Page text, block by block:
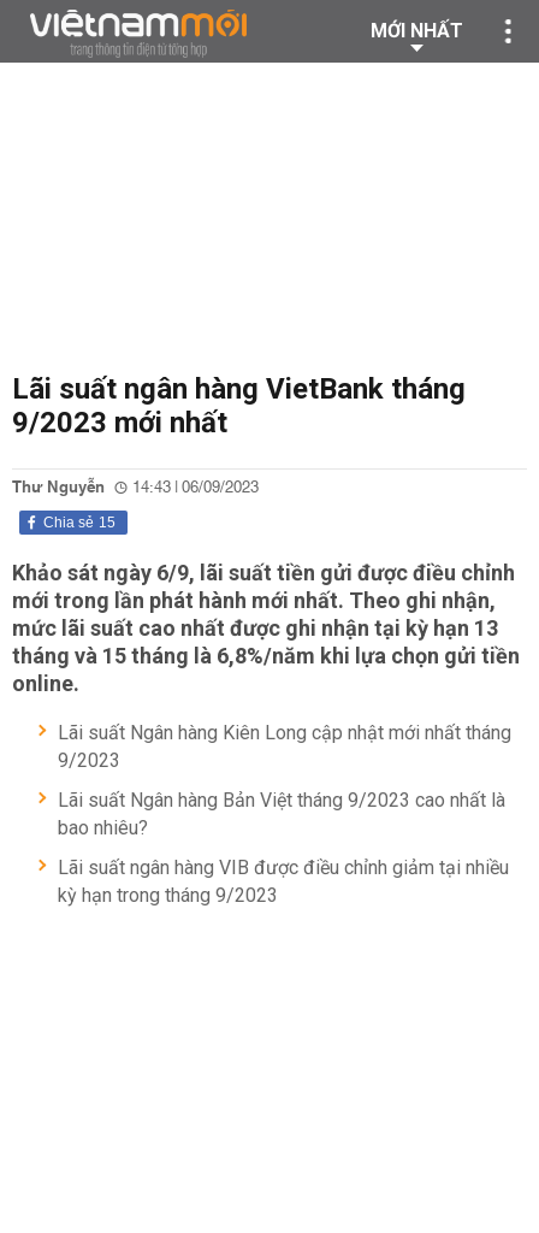
MỚI NHẤT
Lãi suất ngân hàng VietBank tháng
9/2023 mới nhất
Thư Nguyễn 14:43 | 06/09/2023
15
Chia sẻ
Khảo sát ngày 6/9, lãi suất tiền gửi được điều chỉnh
mới trong lần phát hành mới nhất. Theo ghi nhận,
mức lãi suất cao nhất được ghi nhận tại kỳ hạn 13
tháng và 15 tháng là 6,8%/năm khi lựa chọn gửi tiền
online.
Lãi suất Ngân hàng Kiên Long cập nhật mới nhất tháng
9/2023
Lãi suất Ngân hàng Bản Việt tháng 9/2023 cao nhất là
bao nhiêu?
Lãi suất ngân hàng VIB được điều chỉnh giảm tại nhiều
kỳ hạn trong tháng 9/2023